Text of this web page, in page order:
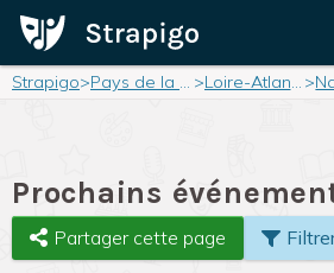
Strapigo> Pays de la Loire > Loire-Atlantique >
Prochains
Partager cette page